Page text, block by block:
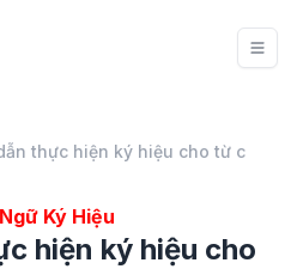
thực hiện ký hiệu cho từ c
Ký Hiệu
hiện ký hiệu cho